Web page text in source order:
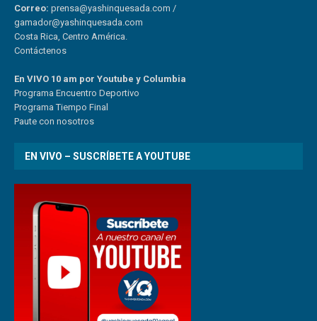
Correo: prensa@yashinquesada.com /
gamador@yashinquesada.com
Costa Rica, Centro América.
Contáctenos
En VIVO 10 am por Youtube y Columbia
Programa Encuentro Deportivo
Programa Tiempo Final
Paute con nosotros
EN VIVO – SUSCRÍBETE A YOUTUBE